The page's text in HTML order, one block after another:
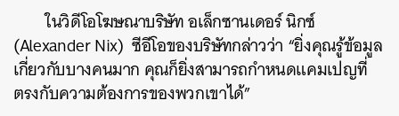
ในวิดีโอโฆษณาบริษัท อเล็กซานเดอร์ นิกซ์
(Alexander Nix) ซีอีโอของบริษัทกล่าวว่า “ยิ่งคุณรู้ข้อมูล
เกี่ยวกับบางคนมาก คุณก็ยิ่งสามารถกำหนดแคมเปญที่
ตรงกับความต้องการของพวกเขาได้”